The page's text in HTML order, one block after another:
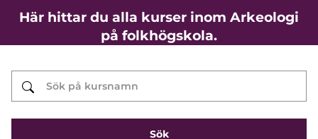
Här hittar du alla kurser inom Arkeologi
på folkhögskola.